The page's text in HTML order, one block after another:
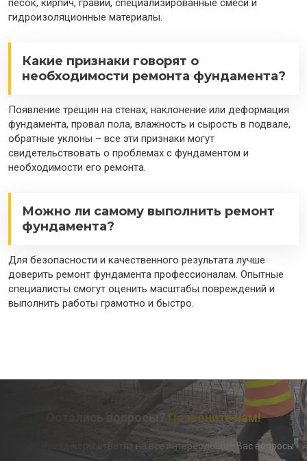
песок, кирпич, гравий, специализированные смеси и
гидроизоляционные материалы.
Какие признаки говорят о
необходимости ремонта фундамента?
Появление трещин на стенах, наклонение или деформация
фундамента, провал пола, влажность и сырость в подвале,
обратные уклоны – все эти признаки могут
свидетельствовать о проблемах с фундаментом и
необходимости его ремонта.
Можно ли самому выполнить ремонт
фундамента?
Для безопасности и качественного результата лучше
доверить ремонт фундамента профессионалам. Опытные
специалисты смогут оценить масштабы повреждений и
выполнить работы грамотно и быстро.
Остались вопросы? Позвоните нам!
Наши менеджеры ответят на все интересующие Вас вопросы